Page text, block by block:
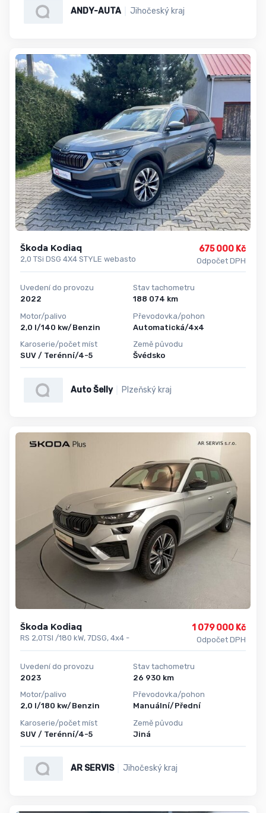
ANDY-AUTA Jihočeský kraj
Škoda Kodiaq
2,0 TSi DSG 4X4 STYLE webasto
675 000 Kč
Odpočet DPH
Uvedení do provozu
2022
Motor/palivo
2,0 l/140 kw/Benzin
Karoserie/počet míst
SUV / Terénní/4-5
Stav tachometru
188 074 km
Převodovka/pohon
Automatická/4x4
Země původu
Švédsko
Auto Šelly Plzeňský kraj
Škoda Kodiaq
RS 2,0TSI /180 kW, 7DSG, 4x4 -
1 079 000 Kč
Odpočet DPH
Uvedení do provozu
2023
Motor/palivo
2,0 l/180 kw/Benzin
Karoserie/počet míst
SUV / Terénní/4-5
Stav tachometru
26 930 km
Převodovka/pohon
Manuální/Přední
Země původu
Jiná
AR SERVIS Jihočeský kraj